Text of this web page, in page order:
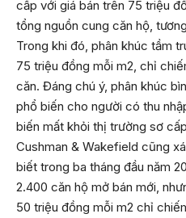
cấp với giá bán trên 75 triệu
tổng nguồn cung căn hộ,
Trong khi đó, phân khúc tầm
75 triệu đồng mỗi m2, chỉ
căn. Đáng chú ý, phân khúc
phổ biến cho người có thu
biến mất khỏi thị trường sơ
Cushman & Wakefield cũng
biết trong ba tháng đầu năm
2.400 căn hộ mở bán mới,
50 triệu đồng mỗi m2 chỉ